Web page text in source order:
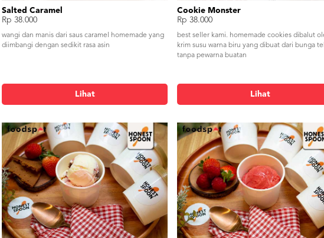
Salted Caramel
Rp 38.000
wangi dan manis dari saus caramel homemade yang
diimbangi dengan sedikit rasa asin
Lihat
Cookie Monster
Rp 38.000
best seller kami. homemade cookies dibalut
krim susu warna biru yang dibuat dari bunga
tanpa pewarna buatan
Lihat